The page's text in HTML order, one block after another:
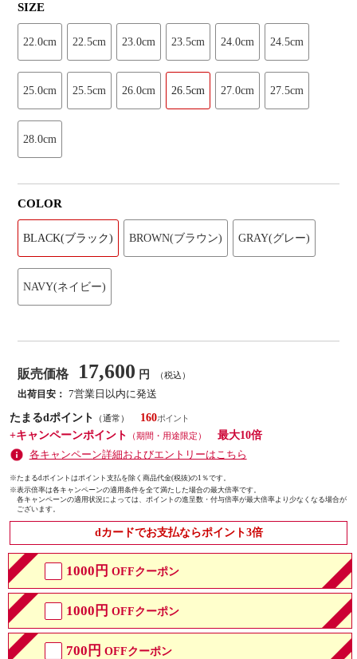
SIZE
22.0cm 22.5cm 23.0cm 23.5cm 24.0cm 24.5cm
25.0cm 25.5cm 26.0cm 26.5cm 27.0cm 27.5cm
28.0cm
COLOR
BLACK(ブラック) BROWN(ブラウン) GRAY(グレー)
NAVY(ネイビー)
販売価格 17,600 円 （税込）
出荷目安： 7営業日以内に発送
たまるdポイント
（通常）
160
+キャンペーンポイント
（期間・用途限定）
最大10倍
各キャンペーン詳細およびエントリーはこちら
※たまるdポイントはポイント支払を除く商品代金(税抜)の1％です。
※表示倍率は各キャンペーンの適用条件を全て満たした場合の最大倍率です。
各キャンペーンの適用状況によっては、ポイントの進呈数・付与倍率が最大倍率より少なくなる場合が
ございます。
dカードでお支払ならポイント3倍
1000円 OFFクーポン
1000円 OFFクーポン
700円 OFFクーポン